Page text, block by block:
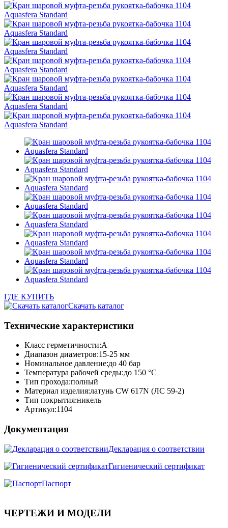
ГДЕ КУПИТЬ
Скачать каталог
Технические характеристики
Класс герметичности:A
Диапазон диаметров:15-25 мм
Номинальное давление:до 40 бар
Температура рабочей среды:до 150 °C
Тип прохода:полный
Материал изделия:латунь CW 617N (ЛС 59-2)
Тип покрытия:никель
Артикул:1104
Документация
Декларация о соответствии
Гигиенический сертификат
Паспорт
ЧЕРТЕЖИ И МОДЕЛИ